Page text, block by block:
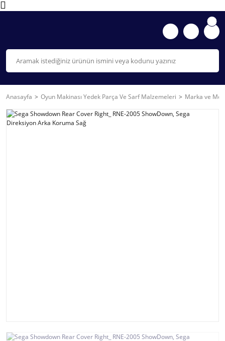
Anasayfa Oyun Makinası Yedek Parça Ve Sarf Malzemeleri Marka ve